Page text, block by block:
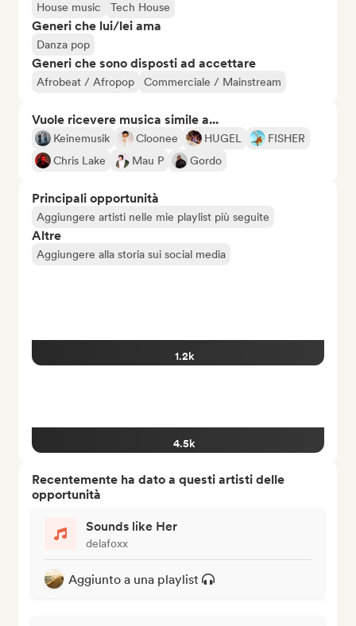
House music
Tech House
Generi che lui/lei ama
Danza pop
Generi che sono disposti ad accettare
Afrobeat / Afropop Commerciale / Mainstream
Vuole ricevere musica simile a...
Keinemusik Cloonee HUGEL
FISHER
Chris Lake
Mau P Gordo
Principali opportunità
Aggiungere artisti nelle mie playlist più seguite
Altre
Aggiungere alla storia sui social media
1.2k
4.5k
Recentemente ha dato a questi artisti delle
opportunità
Sounds like Her
delafoxx
Aggiunto a una playlist